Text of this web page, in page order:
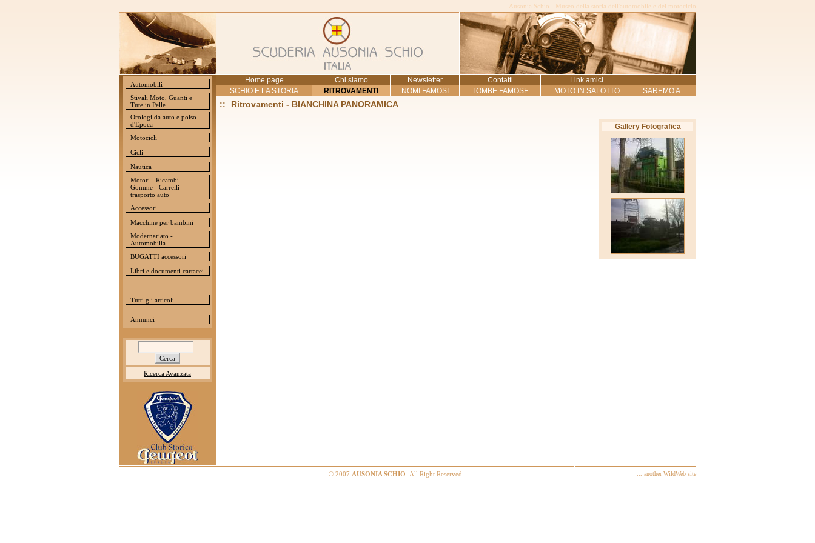
Ausonia Schio - Museo della storia dell'automobile e del motociclo
Automobili
Stivali Moto, Guanti e
Tute in Pelle
Orologi da auto e polso
d'Epoca
Motocicli
Cicli
Nautica
Motori - Ricambi -
Gomme - Carrelli
trasporto auto
Accessori
Macchine per bambini
Modernariato -
Automobilia
BUGATTI accessori
Libri e documenti cartacei
Tutti gli articoli
Annunci
Ricerca Avanzata
Home page Chi siamo Newsletter Contatti
Link amici
SCHIO E LA STORIA
RITROVAMENTI NOMI FAMOSI TOMBE FAMOSE MOTO IN SALOTTO SAREMO A...
:: Ritrovamenti - BIANCHINA PANORAMICA
Gallery Fotografica
© 2007 AUSONIA SCHIO All Right Reserved ... another WildWeb site